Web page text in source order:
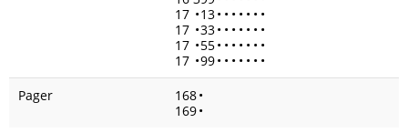
17 •13• • • • • • •
17 •33• • • • • • •
17 •55• • • • • • •
17 •99• • • • • • •
Pager
168•
169•